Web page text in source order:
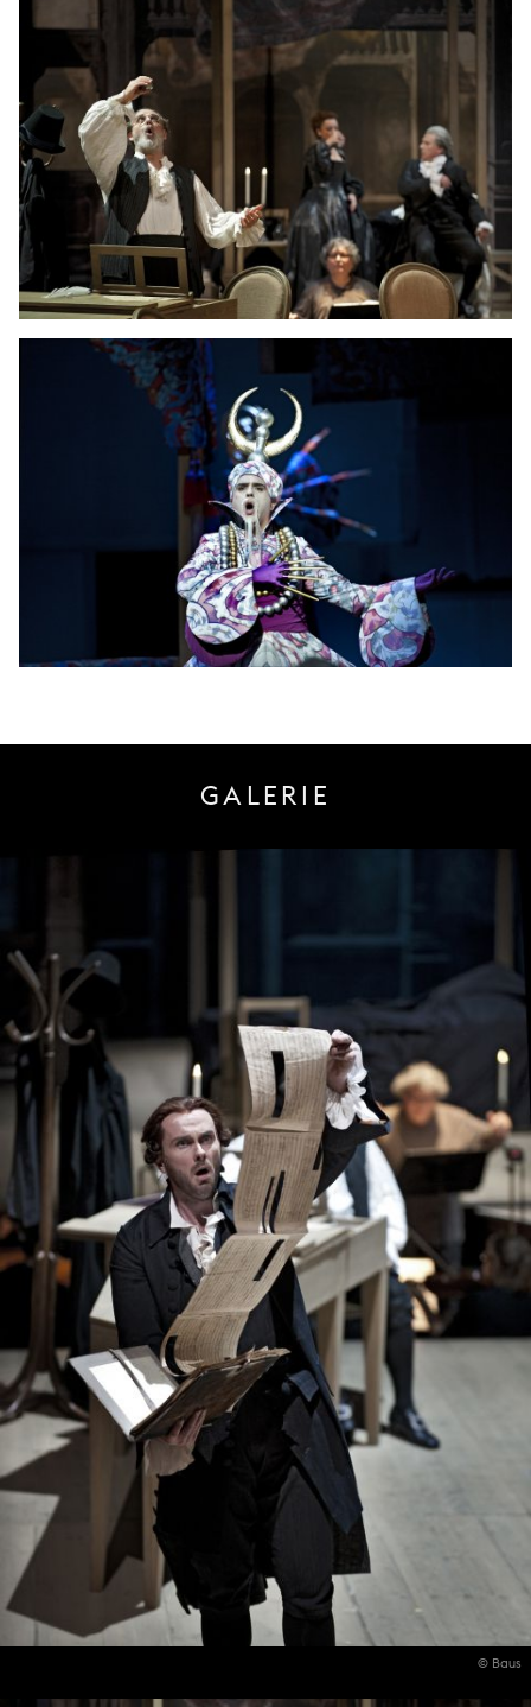
GALERIE
© Baus